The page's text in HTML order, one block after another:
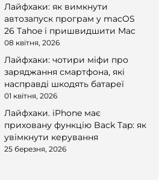
Лайфхаки: як вимкнути
автозапуск програм у macOS
26 Tahoe і пришвидшити Mac
08 квітня, 2026
Лайфхаки: чотири міфи про
заряджання смартфона, які
насправді шкодять батареї
01 квітня, 2026
Лайфхаки. iPhone має
приховану функцію Back Tap: як
увімкнути керування
25 березня, 2026